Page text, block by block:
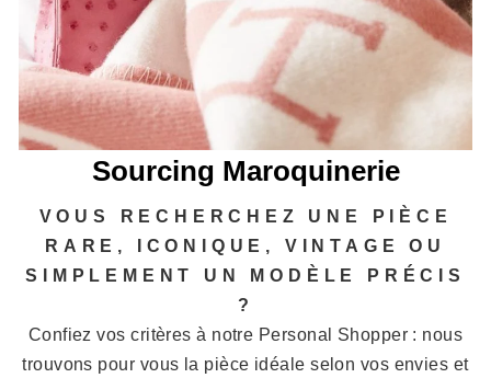
Sourcing Maroquinerie
VOUS RECHERCHEZ UNE PIÈCE
RARE, ICONIQUE, VINTAGE OU
SIMPLEMENT UN MODÈLE PRÉCIS
?
Confiez vos critères à notre Personal Shopper : nous
trouvons pour vous la pièce idéale selon vos envies et